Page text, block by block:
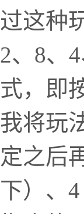
过这种
2、8、
式，即
我将玩
定之后
下）、